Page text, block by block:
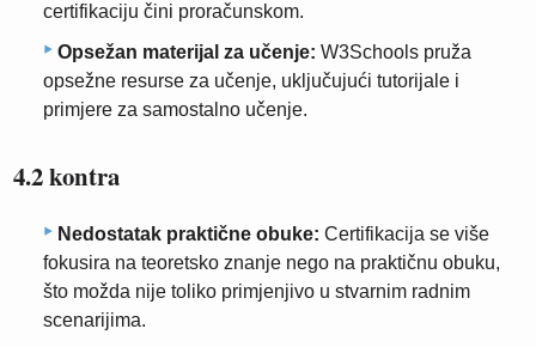
certifikaciju čini proračunskom.
Opsežan materijal za učenje: W3Schools pruža
opsežne resurse za učenje, uključujući tutorijale i
primjere za samostalno učenje.
4.2 kontra
Nedostatak praktične obuke: Certifikacija se više
fokusira na teoretsko znanje nego na praktičnu obuku,
što možda nije toliko primjenjivo u stvarnim radnim
scenarijima.